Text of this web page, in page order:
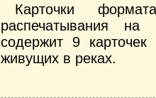
Карточки
распечатывания на
содержит 9
живущих в реках.